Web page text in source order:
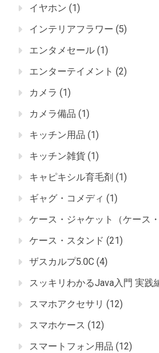
イヤホン (1)
インテリアフラワー (5)
エンタメセール (1)
エンターテイメント (2)
カメラ (1)
カメラ備品 (1)
キッチン用品 (1)
キッチン雑貨 (1)
キャピキシル育毛剤 (1)
ギャグ・コメディ (1)
ケース・ジャケット（ケース・
ケース・スタンド (21)
ザスカルプ5.0C (4)
スッキリわかるJava入門 実践
スマホアクセサリ (12)
スマホケース (12)
スマートフォン用品 (12)